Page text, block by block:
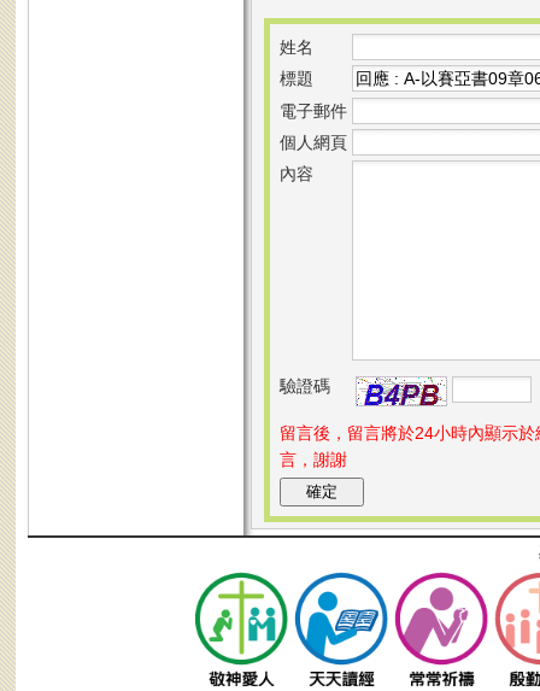
姓名
標題
電子郵件
個人網頁
內容
驗證碼
留言後，留言將於24小時內顯示
言，謝謝